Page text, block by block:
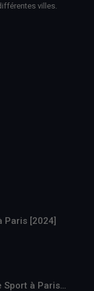
villes.
Paris [2024]
Sport à Paris…